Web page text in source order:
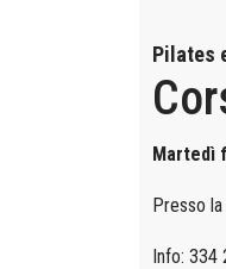
Pilates
Martedì
Presso
Info: 334